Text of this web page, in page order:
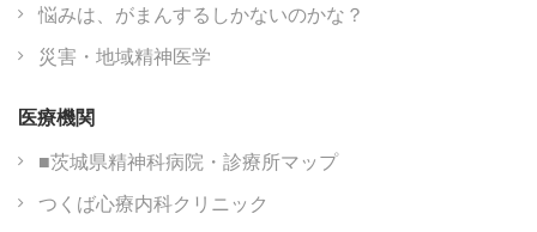
悩みは、がまんするしかないのかな？
災害・地域精神医学
医療機関
■茨城県精神科病院・診療所マップ
つくば心療内科クリニック